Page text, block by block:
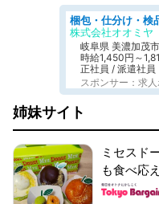
株式会社オオミヤ
岐阜県 美濃加茂市
時給1,450円～
正社員 / 派遣社員
スポンサー：求
姉妹サイト
ミセスド
も食べ応